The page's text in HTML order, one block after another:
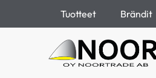
Tuotteet Brändit